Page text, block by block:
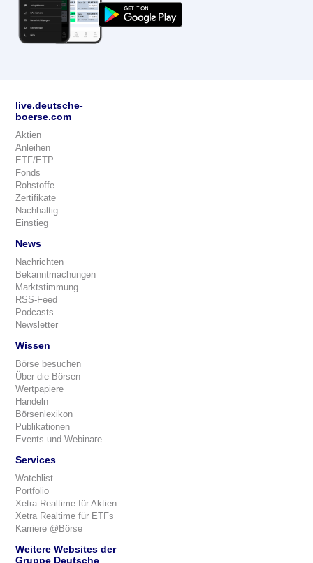
live.deutsche-
boerse.com
Aktien
Anleihen
ETF/ETP
Fonds
Rohstoffe
Zertifikate
Nachhaltig
Einstieg
News
Nachrichten
Bekanntmachungen
Marktstimmung
RSS-Feed
Podcasts
Newsletter
Wissen
Börse besuchen
Über die Börsen
Wertpapiere
Handeln
Börsenlexikon
Publikationen
Events und Webinare
Services
Watchlist
Portfolio
Xetra Realtime für Aktien
Xetra Realtime für ETFs
Karriere @Börse
Weitere Websites der
Gruppe Deutsche